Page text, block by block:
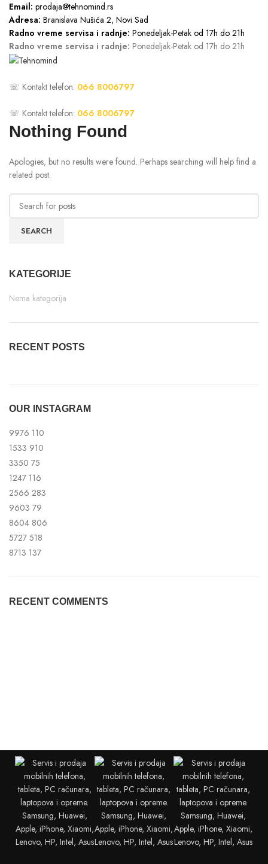
Email: prodaja@tehnomind.rs
Adresa: Branislava Nušića 2, Novi Sad
Radno vreme servisa i radnje: Ponedeljak-Petak od 17h do 21h
Radno vreme servisa i radnje: Ponedeljak-Petak od 17h do 21h
☏ Kontakt telefon: 066 8006797
☏ Kontakt telefon: 066 8006797
Nothing Found
Apologies, but no results were found. Perhaps searching will help find a
related post.
SEARCH
KATEGORIJE
Nema kategorija
RECENT POSTS
OUR INSTAGRAM
9976 110
1533 910
3350 75
1247 116
2566 283
9603 79
8604 806
5727 518
8713 137
RECENT COMMENTS